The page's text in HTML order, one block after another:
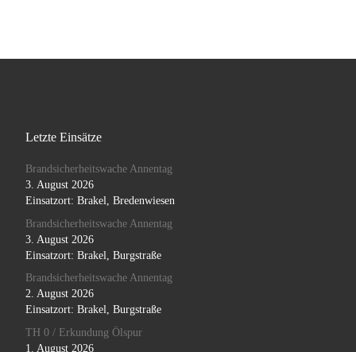
Letzte Einsätze
Brandsicherheitswache Annentag
3. August 2026
Einsatzort: Brakel, Bredenwiesen
Brandsicherheitswache Annentag
3. August 2026
Einsatzort: Brakel, Burgstraße
Brandsicherheitswache Annentag
2. August 2026
Einsatzort: Brakel, Burgstraße
TH 0 / Erkundung Ölspur
1. August 2026